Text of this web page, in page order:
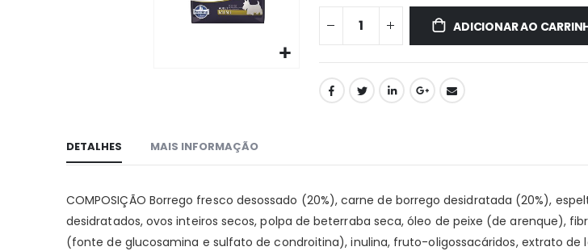
da
galeria
imagens
ADICIONAR AO
DETALHES
COMPOSIÇÃO Borrego fresco desossado (20%), carne de borrego desidratada (20%),
desidratados, ovos inteiros secos, polpa de beterraba seca, óleo de peixe (de arenque),
(fonte de glucosamina e sulfato de condroitina), inulina, fruto-oligossacáridos, extrato
MAIS INFORMAÇÃO